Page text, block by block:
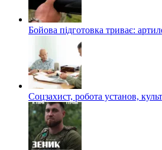
Бойова підготовка триває:
Соцзахист, робота установ,